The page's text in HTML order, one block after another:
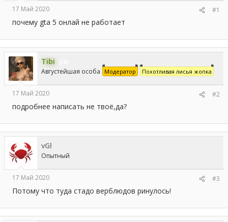
17 Май 2020 #1
почему gta 5 онлай не работает
Tibi
Августейшая особа Модератор Похотливая лисья жопка
17 Май 2020 #2
подробнее написать не твоё,да?
vGl
Опытный
17 Май 2020 #3
Потому что туда стадо верблюдов ринулось!